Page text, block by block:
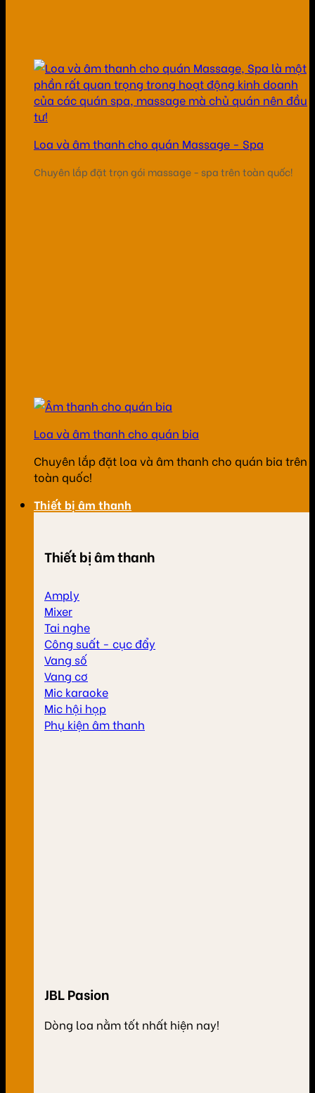
Loa và âm thanh cho quán Massage - Spa
Chuyên lắp đặt trọn gói massage - spa trên toàn quốc!
Loa và âm thanh cho quán bia
Chuyên lắp đặt loa và âm thanh cho quán bia trên
toàn quốc!
Thiết bị âm thanh
Thiết bị âm thanh
Amply
Mixer
Tai nghe
Công suất - cục đẩy
Vang số
Vang cơ
Mic karaoke
Mic hội họp
Phụ kiện âm thanh
JBL Pasion
Dòng loa nằm tốt nhất hiện nay!